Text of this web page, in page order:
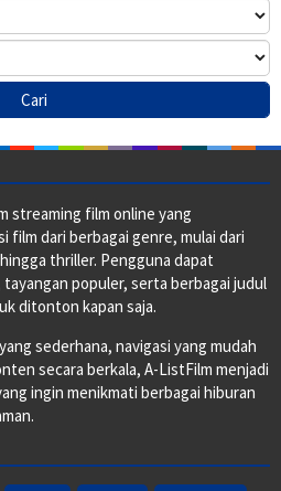
streaming film online yang
film dari berbagai genre, mulai dari
thriller. Pengguna dapat
populer, serta berbagai judul
ditonton kapan saja.
sederhana, navigasi yang mudah
secara berkala, A-ListFilm menjadi
ingin menikmati berbagai hiburan